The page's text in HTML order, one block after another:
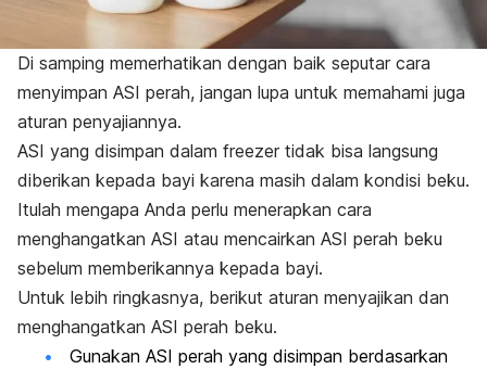
Di samping memerhatikan dengan baik seputar cara
menyimpan ASI perah, jangan lupa untuk memahami juga
aturan penyajiannya.
ASI yang disimpan dalam freezer tidak bisa langsung
diberikan kepada bayi karena masih dalam kondisi beku.
Itulah mengapa Anda perlu menerapkan cara
menghangatkan ASI atau mencairkan ASI perah beku
sebelum memberikannya kepada bayi.
Untuk lebih ringkasnya, berikut aturan menyajikan dan
menghangatkan ASI perah beku.
Gunakan ASI perah yang disimpan berdasarkan